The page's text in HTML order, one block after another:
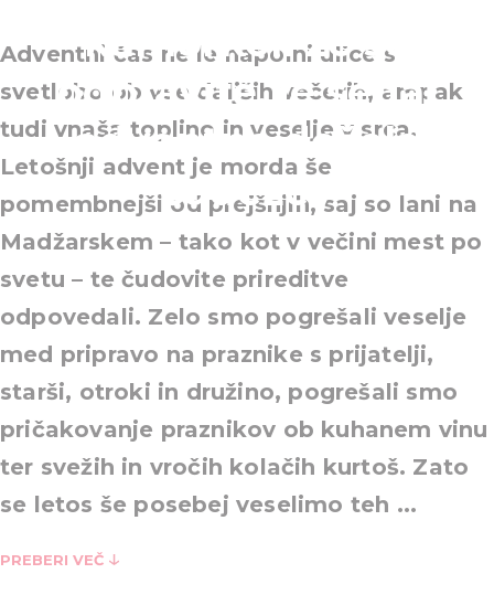
kamorkoli že se
odpravite, je sedaj
adventna dežela
čudežev
Adventni čas ne le napolni ulice s
svetlobo ob vse daljših večerih, ampak
tudi vnaša toplino in veselje v srca.
Letošnji advent je morda še
pomembnejši od prejšnjih, saj so lani na
Madžarskem – tako kot v večini mest po
svetu – te čudovite prireditve
odpovedali. Zelo smo pogrešali veselje
med pripravo na praznike s prijatelji,
starši, otroki in družino, pogrešali smo
pričakovanje praznikov ob kuhanem vinu
ter svežih in vročih kolačih kurtoš. Zato
se letos še posebej veselimo teh ...
PREBERI VEČ